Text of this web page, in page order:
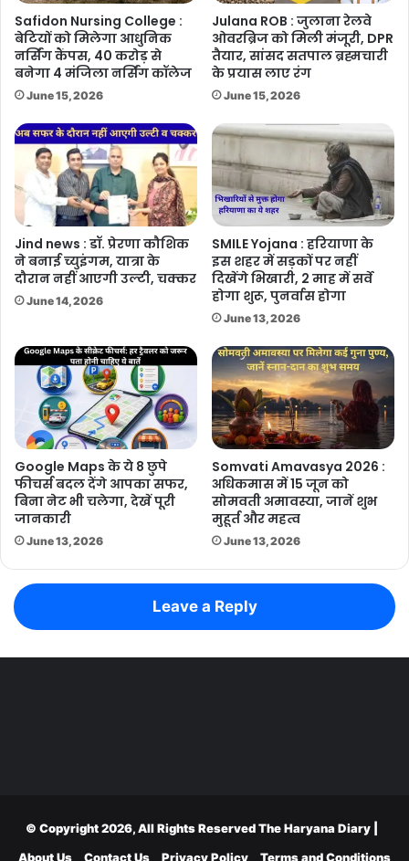
Safidon Nursing College :
बेटियों को मिलेगा आधुनिक
नर्सिंग कैंपस, 40 करोड़ से
बनेगा 4 मंजिला नर्सिंग कॉलेज
June 15, 2026
Julana ROB : जुलाना रेलवे
ओवरब्रिज को मिली मंजूरी, DPR
तैयार, सांसद सतपाल ब्रह्मचारी
के प्रयास लाए रंग
June 15, 2026
Jind news : डॉ. प्रेरणा कौशिक
ने बनाई च्युइंगम, यात्रा के
दौरान नहीं आएगी उल्टी, चक्कर
June 14, 2026
SMILE Yojana : हरियाणा के
इस शहर में सड़कों पर नहीं
दिखेंगे भिखारी, 2 माह में सर्वे
होगा शुरू, पुनर्वास होगा
June 13, 2026
Google Maps के ये 8 छुपे
फीचर्स बदल देंगे आपका सफर,
बिना नेट भी चलेगा, देखें पूरी
जानकारी
June 13, 2026
Somvati Amavasya 2026 :
अधिकमास में 15 जून को
सोमवती अमावस्या, जानें शुभ
मुहूर्त और महत्व
June 13, 2026
Leave a Reply
© Copyright 2026, All Rights ReservedThe Haryana Diary
About Us
Contact Us Privacy Policy Terms and Conditions